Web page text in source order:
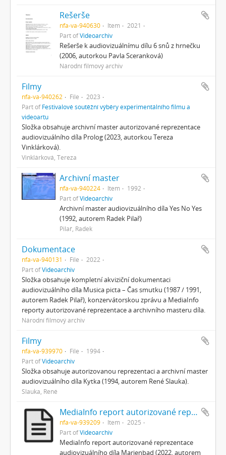
Rešerše
nfa-va-940630 Item
2021
Part ofVideoarchiv
Rešerše k audiovizuálnímu dílu 6 snů z hrnečku
(2006, autorkou Pavla Sceranková)
Národní filmový archiv
Filmy
nfa-va-940262 File
2023
Part ofFestivalové soutěžní výběry experimentálního filmu a
videoartu
Složka obsahuje archivní master autorizované reprezentace
audiovizuálního díla Prolog (2023, autorkou Tereza
Vinklárková).
Vinklárková, Tereza
Archivní master
nfa-va-940224 Item
1992
Part ofVideoarchiv
Archivní master audiovizuálního díla Yes No Yes
(1992, autorem Radek Pilař)
Pilař, Radek
Dokumentace
nfa-va-940131 File
2022
Part ofVideoarchiv
Složka obsahuje kompletní akviziční dokumentaci
audiovizuálního díla Musica picta – Čas smutku (1987 / 1991,
autorem Radek Pilař), konzervátorskou zprávu a MediaInfo
reporty autorizované reprezentace a archivního masteru díla.
Národní filmový archiv
Filmy
nfa-va-939970 File
1994
Part ofVideoarchiv
Složka obsahuje autorizovanou reprezentaci a archivní master
audiovizuálního díla Kytka (1994, autorem René Slauka).
Slauka, René
MediaInfo report autorizované reprezentace
nfa-va-939209 Item
2025
Part ofVideoarchiv
MediaInfo report autorizované reprezentace
audiovizuálního díla Marienbad (2022, autorem